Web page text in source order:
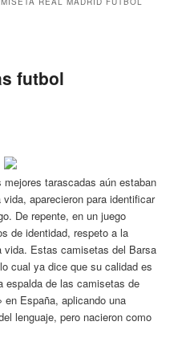
futbol
tarascadas aún estaban
aparecieron para identificar
De repente, en un juego
de identidad, respeto a la
vida. Estas camisetas del Barsa
cual ya dice que su calidad es
espalda de las camisetas de
España, aplicando una
lenguaje, pero nacieron como